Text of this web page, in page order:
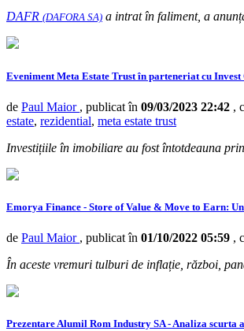
DAFR (DAFORA SA) a intrat în faliment, a
Eveniment Meta Estate Trust în parteneriat cu
de Paul Maior , publicat în 09/03/2023 22:42 ,
estate, rezidential, meta estate trust
Investițiile în imobiliare au fost întotdeauna
Emorya Finance - Store of Value & Move to Earn:
de Paul Maior , publicat în 01/10/2022 05:59 ,
În aceste vremuri tulburi de inflație, război,
Prezentare Alumil Rom Industry SA - Analiza